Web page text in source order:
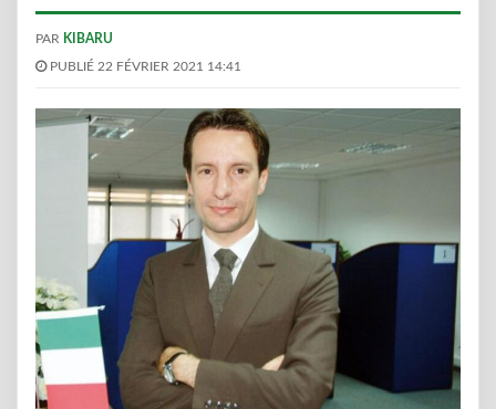
PAR KIBARU
PUBLIÉ 22 FÉVRIER 2021 14:41